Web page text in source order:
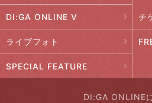
DI:GA ONLINE V チ
ライブフォト
SPECIAL FEATURE
DI:GA ONLINE